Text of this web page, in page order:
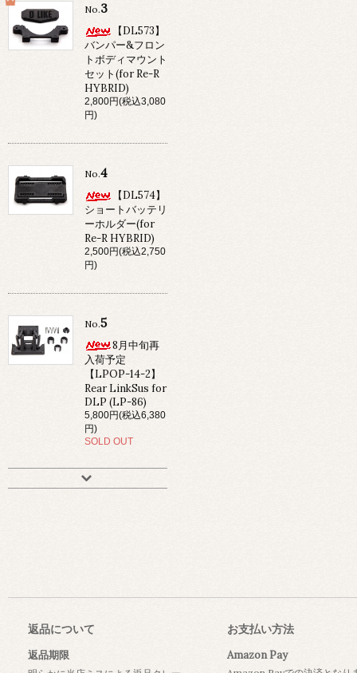
No.3
【DL573】
バンパー&フロン
トボディマウント
セット(for Re-R
HYBRID)
2,800円(税込3,080
円)
No.4
【DL574】
ショートバッテリ
ーホルダー(for
Re-R HYBRID)
2,500円(税込2,750
円)
No.5
8月中旬再
入荷予定
【LPOP-14-2】
Rear LinkSus for
DLP (LP-86)
5,800円(税込6,380
円)
SOLD OUT
返品について
返品期限
お支払い方法
Amazon Pay